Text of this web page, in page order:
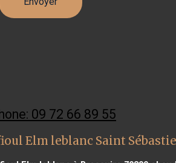
09 72 66 89 55
Elm leblanc Saint